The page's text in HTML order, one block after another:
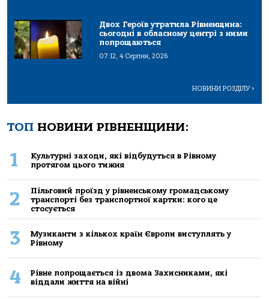
Двох Героїв утратила Рівненщина:
сьогодні в обласному центрі з ними
попрощаються
07:12, 4 Серпня, 2026
НОВИНИ РОЗДІЛУ>
ТОП НОВИНИ РІВНЕНЩИНИ:
1
Культурні заходи, які відбудуться в Рівному
протягом цього тижня
2
Пільговий проїзд у рівненському громадському
транспорті без транспортної картки: кого це
стосується
3
Музиканти з кількох країн Європи виступлять у
Рівному
4
Рівне попрощається із двома Захисниками, які
віддали життя на війні